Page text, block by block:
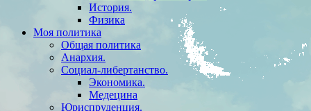
История.
Физика
Моя политика
Общая политика
Анархия.
Социал-либертанство.
Экономика.
Медецина
Юриспруденция.